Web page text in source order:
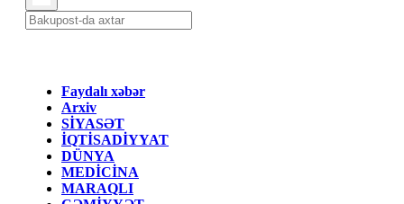
Faydalı xəbər
Arxiv
SİYASƏT
İQTİSADİYYAT
DÜNYA
MEDİCİNA
MARAQLI